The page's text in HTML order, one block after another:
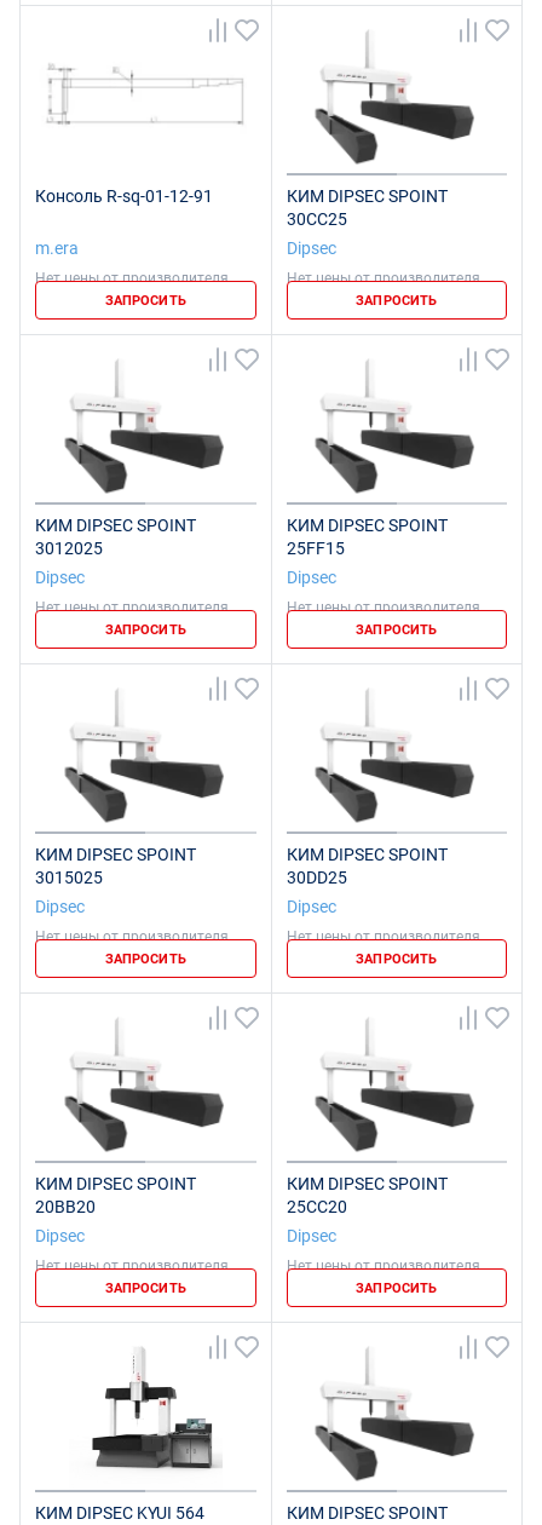
Консоль R-sq-01-12-91
m.era
Нет цены от производителя
ЗАПРОСИТЬ
КИМ DIPSEC SPOINT
30CC25
Dipsec
Нет цены от производителя
ЗАПРОСИТЬ
КИМ DIPSEC SPOINT
3012025
Dipsec
Нет цены от производителя
ЗАПРОСИТЬ
КИМ DIPSEC SPOINT
25FF15
Dipsec
Нет цены от производителя
ЗАПРОСИТЬ
КИМ DIPSEC SPOINT
3015025
Dipsec
Нет цены от производителя
ЗАПРОСИТЬ
КИМ DIPSEC SPOINT
30DD25
Dipsec
Нет цены от производителя
ЗАПРОСИТЬ
КИМ DIPSEC SPOINT
20BB20
Dipsec
Нет цены от производителя
ЗАПРОСИТЬ
КИМ DIPSEC SPOINT
25CC20
Dipsec
Нет цены от производителя
ЗАПРОСИТЬ
КИМ DIPSEC KYUI 564 КИМ DIPSEC SPOINT